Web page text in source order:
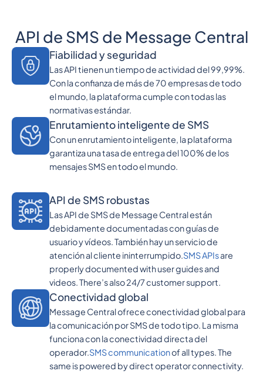
API de SMS de Message Central
Fiabilidad y seguridad
Las API tienen un tiempo de actividad del 99,99%.
Con la confianza de más de 70 empresas de todo
el mundo, la plataforma cumple con todas las
normativas estándar.
Enrutamiento inteligente de SMS
Con un enrutamiento inteligente, la plataforma
garantiza una tasa de entrega del 100% de los
mensajes SMS en todo el mundo.
API de SMS robustas
Las API de SMS de Message Central están
debidamente documentadas con guías de
usuario y vídeos. También hay un servicio de
atención al cliente ininterrumpido.SMS APIsare
properly documented with user guides and
videos. There’s also 24/7 customer support.
Conectividad global
Message Central ofrece conectividad global para
la comunicación por SMS de todo tipo. La misma
funciona con la conectividad directa del
operador.SMS communicationof all types. The
same is powered by direct operator connectivity.